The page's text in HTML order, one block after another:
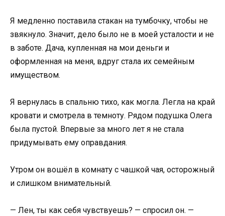
Я медленно поставила стакан на тумбочку, чтобы не
звякнуло. Значит, дело было не в моей усталости и не
в заботе. Дача, купленная на мои деньги и
оформленная на меня, вдруг стала их семейным
имуществом.
Я вернулась в спальню тихо, как могла. Легла на край
кровати и смотрела в темноту. Рядом подушка Олега
была пустой. Впервые за много лет я не стала
придумывать ему оправдания.
Утром он вошёл в комнату с чашкой чая, осторожный
и слишком внимательный.
— Лен, ты как себя чувствуешь? — спросил он. —